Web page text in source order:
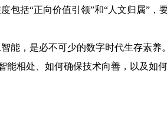
包括“正向价值引领”和“人文归属”，
能，是必不可少的数字时代生存素养
能相处、如何确保技术向善，以及如